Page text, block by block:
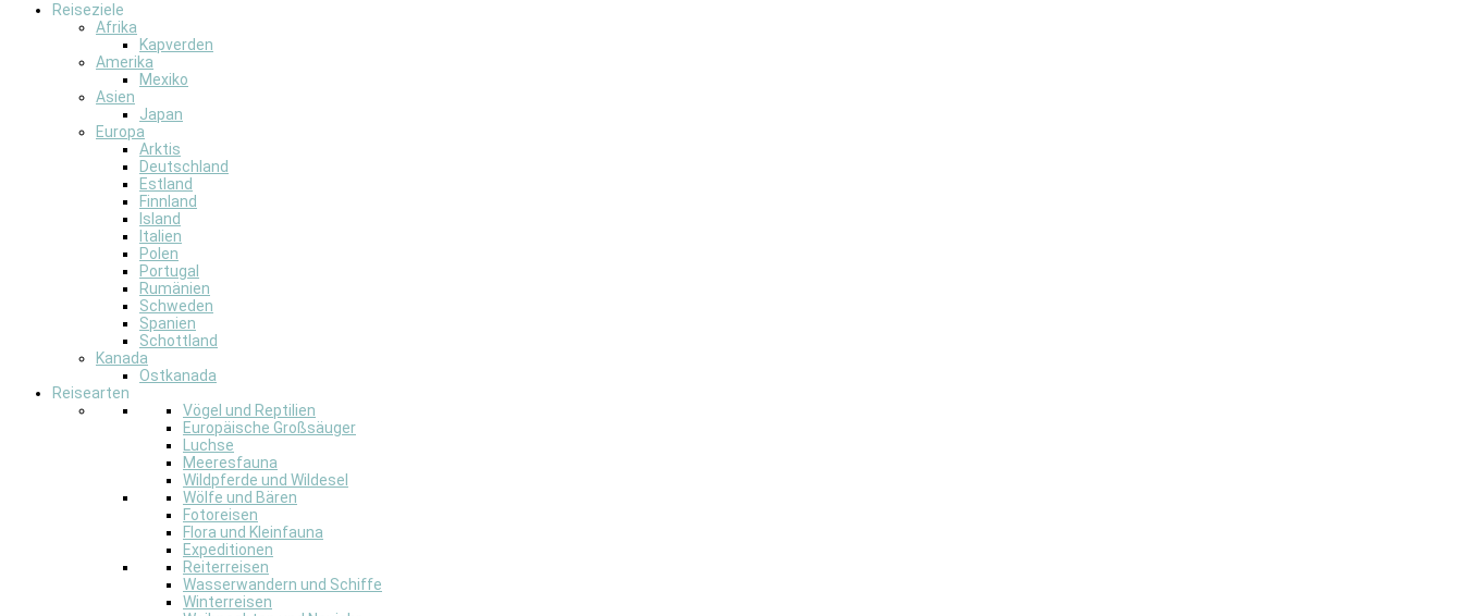
Reiseziele
Afrika
Kapverden
Amerika
Mexiko
Asien
Japan
Europa
Arktis
Deutschland
Estland
Finnland
Island
Italien
Polen
Portugal
Rumänien
Schweden
Spanien
Schottland
Kanada
Ostkanada
Reisearten
Vögel und Reptilien
Europäische Großsäuger
Luchse
Meeresfauna
Wildpferde und Wildesel
Wölfe und Bären
Fotoreisen
Flora und Kleinfauna
Expeditionen
Reiterreisen
Wasserwandern und Schiffe
Winterreisen